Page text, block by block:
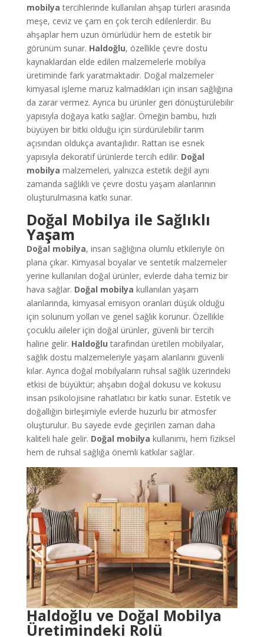
mobilya tercihlerinde kullanılan ahşap türleri arasında
meşe, ceviz ve çam en çok tercih edilenlerdir. Bu
ahşaplar hem uzun ömürlüdür hem de estetik bir
görünüm sunar. Haldoğlu, özellikle çevre dostu
kaynaklardan elde edilen malzemelerle mobilya
üretiminde fark yaratmaktadır. Doğal malzemeler
kimyasal işleme maruz kalmadıkları için insan sağlığına
da zarar vermez. Ayrıca bu ürünler geri dönüştürülebilir
yapısıyla doğaya katkı sağlar. Örneğin bambu, hızlı
büyüyen bir bitki olduğu için sürdürülebilir tarım
açısından oldukça avantajlıdır. Rattan ise esnek
yapısıyla dekoratif ürünlerde tercih edilir. Doğal
mobilya malzemeleri, yalnızca estetik değil aynı
zamanda sağlıklı ve çevre dostu yaşam alanlarının
oluşturulmasına katkı sunar.
Doğal Mobilya ile Sağlıklı
Yaşam
Doğal mobilya, insan sağlığına olumlu etkileriyle ön
plana çıkar. Kimyasal boyalar ve sentetik malzemeler
yerine kullanılan doğal ürünler, evlerde daha temiz bir
hava sağlar. Doğal mobilya kullanılan yaşam
alanlarında, kimyasal emisyon oranları düşük olduğu
için solunum yolları ve genel sağlık korunur. Özellikle
çocuklu aileler için doğal ürünler, güvenli bir tercih
haline gelir. Haldoğlu tarafından üretilen mobilyalar,
sağlık dostu malzemeleriyle yaşam alanlarını güvenli
kılar. Ayrıca doğal mobilyaların ruhsal sağlık üzerindeki
etkisi de büyüktür; ahşabın doğal dokusu ve kokusu
insan psikolojisine rahatlatıcı bir katkı sunar. Estetik ve
doğallığın birleşimiyle evlerde huzurlu bir atmosfer
oluşturulur. Bu sayede evde geçirilen zaman daha
kaliteli hale gelir. Doğal mobilya kullanımı, hem fiziksel
hem de ruhsal sağlığa önemli katkılar sağlar.
Haldoğlu ve Doğal Mobilya
Üretimindeki Rolü